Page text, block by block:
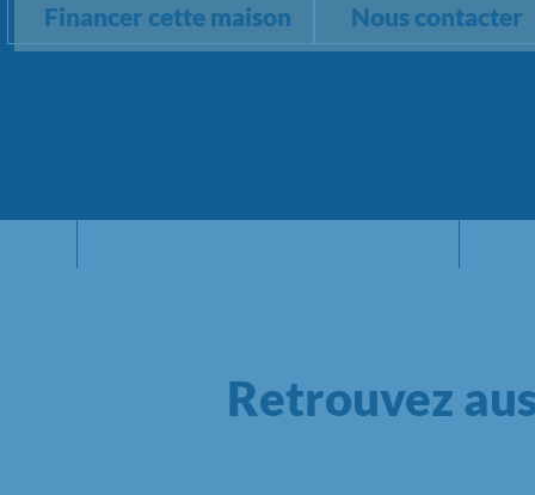
Financer cette maison Nous contacter
Retrouvez